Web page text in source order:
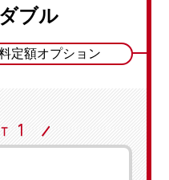
ブル
定額オプション